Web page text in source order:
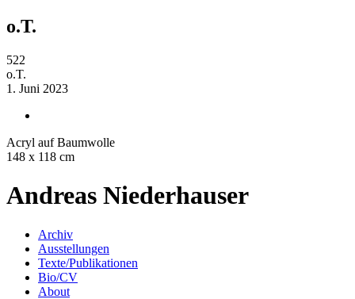
o.T.
522
o.T.
1. Juni 2023
Acryl auf Baumwolle
148 x 118 cm
Andreas Niederhauser
Archiv
Ausstellungen
Texte/Publikationen
Bio/CV
About